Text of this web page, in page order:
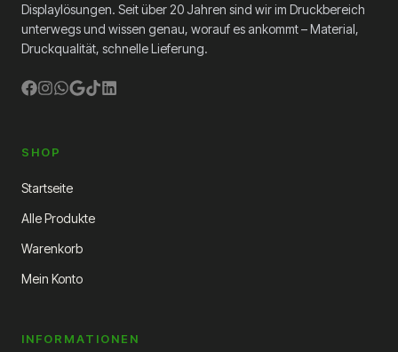
Displaylösungen. Seit über 20 Jahren sind wir im Druckbereich
unterwegs und wissen genau, worauf es ankommt – Material,
Druckqualität, schnelle Lieferung.
SHOP
Startseite
Alle Produkte
Warenkorb
Mein Konto
INFORMATIONEN